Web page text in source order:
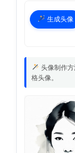
生成头像
头像制作
格头像。